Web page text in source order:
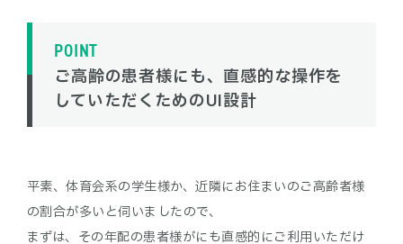
POINT
ご高齢の患者様にも、直感的な操作を
していただくためのUI設計
平素、体育会系の学生様か、近隣にお住まいのご高齢者様
の割合が多いと伺いましたので、
まずは、その年配の患者様がにも直感的にご利用いただけ